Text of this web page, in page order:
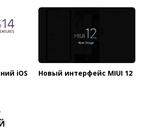
iOS
Новый интерфейс MIUI 12